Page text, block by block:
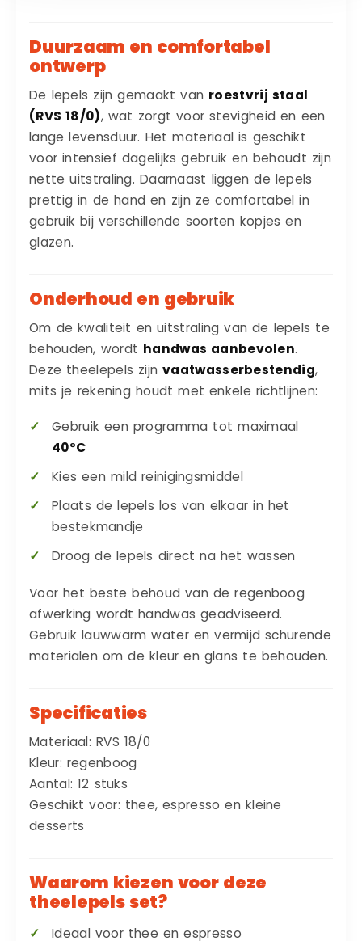
Duurzaam en comfortabel
ontwerp
De lepels zijn gemaakt van roestvrij staal
(RVS 18/0), wat zorgt voor stevigheid en een
lange levensduur. Het materiaal is geschikt
voor intensief dagelijks gebruik en behoudt zijn
nette uitstraling. Daarnaast liggen de lepels
prettig in de hand en zijn ze comfortabel in
gebruik bij verschillende soorten kopjes en
glazen.
Onderhoud en gebruik
Om de kwaliteit en uitstraling van de lepels te
behouden, wordt handwas aanbevolen.
Deze theelepels zijnvaatwasserbestendig,
mits je rekening houdt met enkele richtlijnen:
Gebruik een programma tot maximaal
40°C
Kies een mild reinigingsmiddel
Plaats de lepels los van elkaar in het
bestekmandje
Droog de lepels direct na het wassen
Voor het beste behoud van de regenboog
afwerking wordt handwas geadviseerd.
Gebruik lauwwarm water en vermijd schurende
materialen om de kleur en glans te behouden.
Specificaties
Materiaal: RVS 18/0
Kleur: regenboog
Aantal: 12 stuks
Geschikt voor: thee, espresso en kleine
desserts
Waarom kiezen voor deze
theelepels set?
Ideaal voor thee en espresso